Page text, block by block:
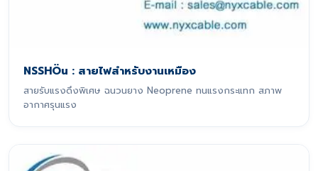
NSSHÖu : สายไฟสำหรับงานเหมือง
สายรับแรงดึงพิเศษ ฉนวนยาง Neoprene ทนแรงกระแทก สภาพ
อากาศรุนแรง